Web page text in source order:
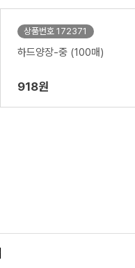
상품번호 172371
하드양장-중 (100매)
918원